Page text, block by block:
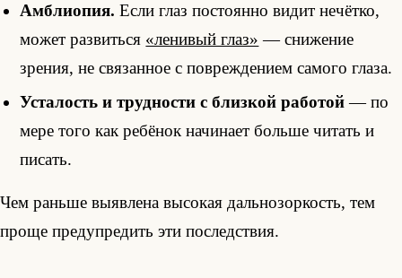
Амблиопия. Если глаз постоянно видит нечётко,
может развиться «ленивый глаз» — снижение
зрения, не связанное с повреждением самого глаза.
Усталость и трудности с близкой работой— по
мере того как ребёнок начинает больше читать и
писать.
Чем раньше выявлена высокая дальнозоркость, тем
проще предупредить эти последствия.